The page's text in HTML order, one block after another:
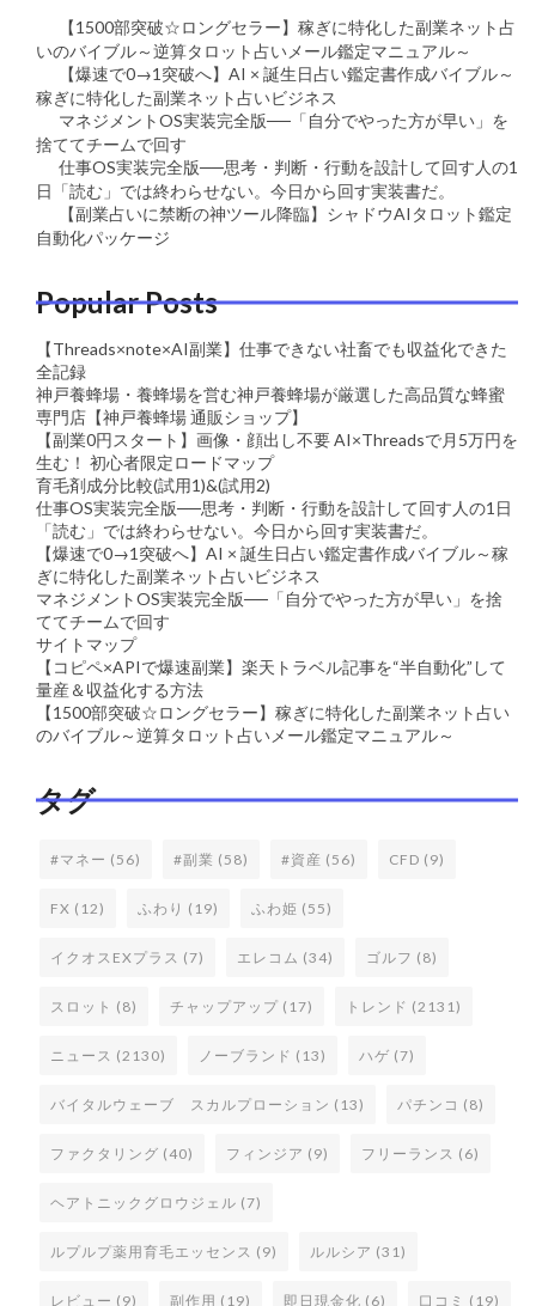
【1500部突破☆ロングセラー】稼ぎに特化した副業ネット占
いのバイブル～逆算タロット占いメール鑑定マニュアル～
【爆速で0→1突破へ】AI × 誕生日占い鑑定書作成バイブル～
稼ぎに特化した副業ネット占いビジネス
マネジメントOS実装完全版──「自分でやった方が早い」を
捨ててチームで回す
仕事OS実装完全版──思考・判断・行動を設計して回す人の1
日「読む」では終わらせない。今日から回す実装書だ。
【副業占いに禁断の神ツール降臨】シャドウAIタロット鑑定
自動化パッケージ
Popular Posts
【Threads×note×AI副業】仕事できない社畜でも収益化できた
全記録
神戸養蜂場・養蜂場を営む神戸養蜂場が厳選した高品質な蜂蜜
専門店【神戸養蜂場 通販ショップ】
【副業0円スタート】画像・顔出し不要 AI×Threadsで月5万円を
生む！ 初心者限定ロードマップ
育毛剤成分比較(試用1)&(試用2)
仕事OS実装完全版──思考・判断・行動を設計して回す人の1日
「読む」では終わらせない。今日から回す実装書だ。
【爆速で0→1突破へ】AI × 誕生日占い鑑定書作成バイブル～稼
ぎに特化した副業ネット占いビジネス
マネジメントOS実装完全版──「自分でやった方が早い」を捨
ててチームで回す
サイトマップ
【コピペ×APIで爆速副業】楽天トラベル記事を“半自動化”して
量産＆収益化する方法
【1500部突破☆ロングセラー】稼ぎに特化した副業ネット占い
のバイブル～逆算タロット占いメール鑑定マニュアル～
タグ
#マネー (56) #副業 (58) #資産 (56) CFD (9)
FX (12) ふわり (19) ふわ姫 (55)
イクオスEXプラス (7) エレコム (34) ゴルフ (8)
スロット (8) チャップアップ (17) トレンド (2131)
ニュース (2130) ノーブランド (13) ハゲ (7)
バイタルウェーブ スカルプローション (13) パチンコ (8)
ファクタリング (40) フィンジア (9) フリーランス (6)
ヘアトニックグロウジェル (7)
ルプルプ薬用育毛エッセンス (9) ルルシア (31)
レビュー (9) 副作用 (19) 即日現金化 (6) 口コミ (19)